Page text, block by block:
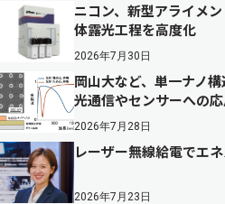
ニコン、新型アライメ
体露光工程を高度化
2026年7月30日
岡山大など、単一ナノ
光通信やセンサーへの
2026年7月28日
レーザー無線給電でエ
2026年7月23日